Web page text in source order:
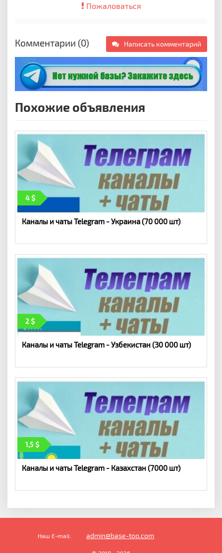
Пожаловаться
Комментарии (0) Написать комментарий
Похожие объявления
4
Каналы и чаты Telegram - Украина (70 000 шт)
2
Каналы и чаты Telegram - Узбекистан (30 000 шт)
1,5
Каналы и чаты Telegram - Казахстан (7000 шт)
Наш E-mail: admin@base-top.com